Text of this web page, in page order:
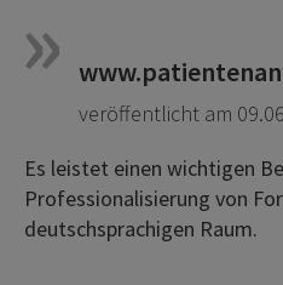
veröffentlicht am
Es leistet einen wichtigen
Professionalisierung von
deutschsprachigen Raum.